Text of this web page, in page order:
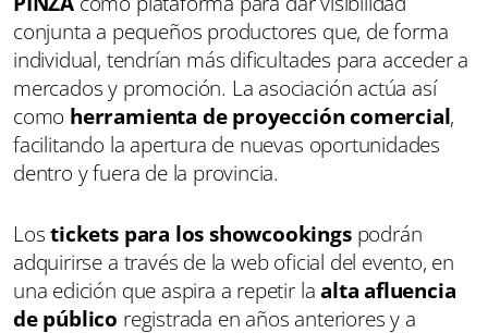
conjunta a pequeños productores que, de forma
individual, tendrían más dificultades para acceder a
mercados y promoción. La asociación actúa así
como herramienta de proyección comercial,
facilitando la apertura de nuevas oportunidades
dentro y fuera de la provincia.
Lostickets para los showcookingspodrán
adquirirse a través de la web oficial del evento, en
una edición que aspira a repetir laalta afluencia
de público registrada en años anteriores y a